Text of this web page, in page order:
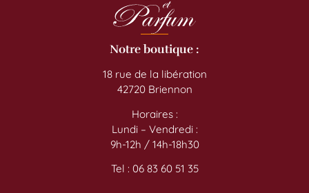
Notre boutique :
18 rue de la libération
42720 Briennon
Horaires :
Lundi – Vendredi :
9h-12h / 14h-18h30
Tel : 06 83 60 51 35